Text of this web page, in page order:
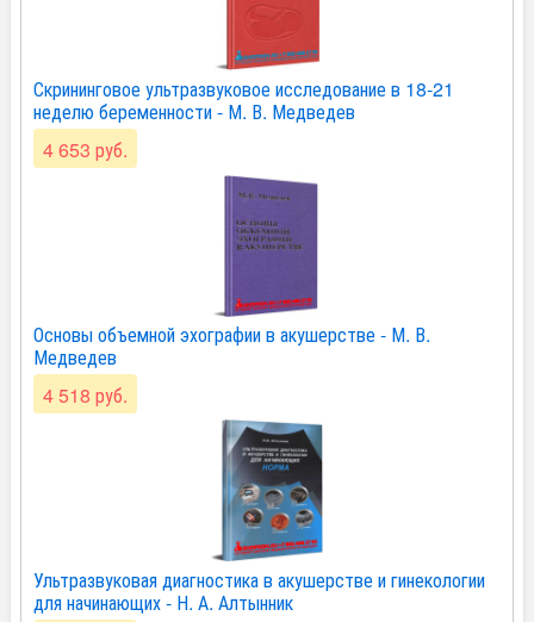
Скрининговое ультразвуковое исследование в 18-21
неделю беременности - М. В. Медведев
4 653 руб.
Основы объемной эхографии в акушерстве - М. В.
Медведев
4 518 руб.
Ультразвуковая диагностика в акушерстве и гинекологии
для начинающих - Н. А. Алтынник